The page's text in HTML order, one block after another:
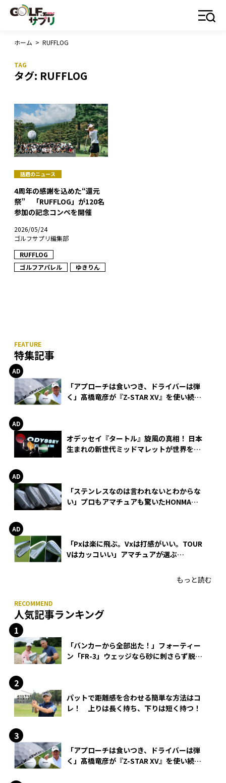
ホーム > RUFFLOG
タグ: RUFFLOG
話題のニュース
4周年の感謝を込めた“還元
祭” 「RUFFLOG」が120名
参加の記念コンペを開催
2026/05/24
ゴルフサプリ編集部
RUFFLOG
ゴルフアパレル
ゆきりん
特集記事
「アプローチは食いつき、ドライバーは弾
く」髙橋竜彦が『Z-STAR XV』を使い続け
オデッセイ『タートル』旋風の真相！ 日本
生まれの新世代ミッドマレットが世界を席
「ステンレスなのは言われないとわからな
い」プロもアマチュアも驚いたHONMA
「Pxは楽に飛ぶ。Vxは打感がいい。TOUR
Vはカッコいい」アマチュアが選ぶ
もっと読む
人気記事ランキング
「バンカーから全部出た！」フォーティー
ン「FR-3」ウェッジなら砂に刺さらず脱出
パットで距離感を合わせる簡単な方法はコ
レ！ 上りは長く持ち、下りは短く持つ！
「アプローチは食いつき、ドライバーは弾
く」髙橋竜彦が『Z-STAR XV』を使い続け